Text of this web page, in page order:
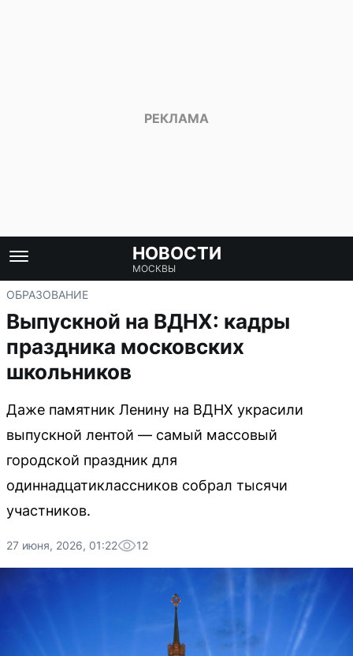
НОВОСТИ
МОСКВЫ
ОБРАЗОВАНИЕ
Выпускной на ВДНХ: кадры
праздника московских
школьников
Даже памятник Ленину на ВДНХ украсили
выпускной лентой — самый массовый
городской праздник для
одиннадцатиклассников собрал тысячи
участников.
27 июня, 2026, 01:22 12